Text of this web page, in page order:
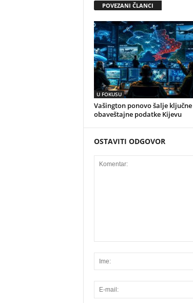
POVEZANI ČLANCI
U FOKUSU
Vašington ponovo šalje ključne
obaveštajne podatke Kijevu
OSTAVITI ODGOVOR